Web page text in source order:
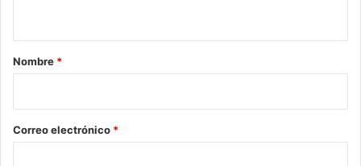
r
*
Nombre *
Correo electrónico *